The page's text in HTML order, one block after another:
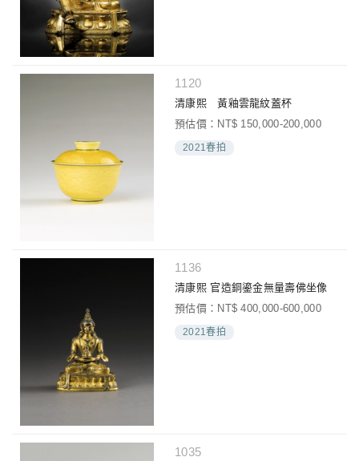
1120
清康熙 黃釉雲龍紋蓋杯
預估價：NT$ 150,000-200,000
2021春拍
1136
清康熙 官造銅鎏金無量壽佛坐像
預估價：NT$ 400,000-600,000
2021春拍
1035